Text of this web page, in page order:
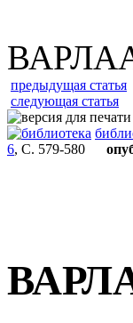
предыдущая статья
следующая статья
6, С. 579-580